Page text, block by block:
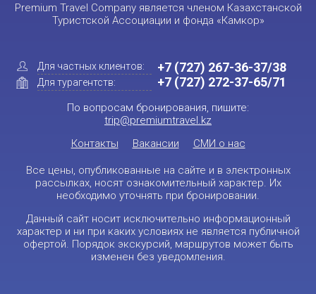
Premium Travel Company является членом Казахстанской
Туристской Ассоциации и фонда «Камкор»
Для частных клиентов:
Для турагентств:
+7 (727) 267-36-37/38
+7 (727) 272-37-65/71
По вопросам бронирования, пишите:
trip@premiumtravel.kz
Контакты
Вакансии СМИ о нас
Все цены, опубликованные на сайте и в электронных
рассылках, носят ознакомительный характер. Их
необходимо уточнять при бронировании.
Данный сайт носит исключительно информационный
характер и ни при каких условиях не является публичной
офертой. Порядок экскурсий, маршрутов может быть
изменен без уведомления.